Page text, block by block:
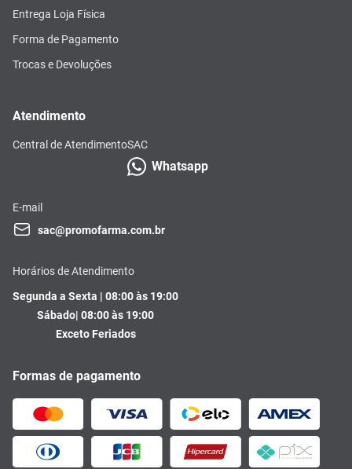
Entrega Loja Física
Forma de Pagamento
Trocas e Devoluções
Atendimento
Central de AtendimentoSAC
Whatsapp
E-mail
sac@promofarma.com.br
Horários de Atendimento
Segunda a Sexta | 08:00 às 19:00
Sábado| 08:00 às 19:00
Exceto Feriados
Formas de pagamento